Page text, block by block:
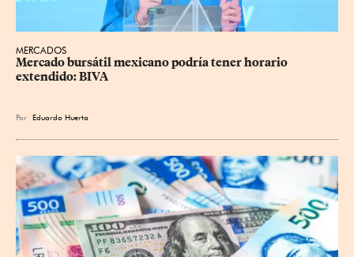
MERCADOS
Mercado bursátil mexicano podría tener horario
extendido: BIVA
Por Eduardo Huerta